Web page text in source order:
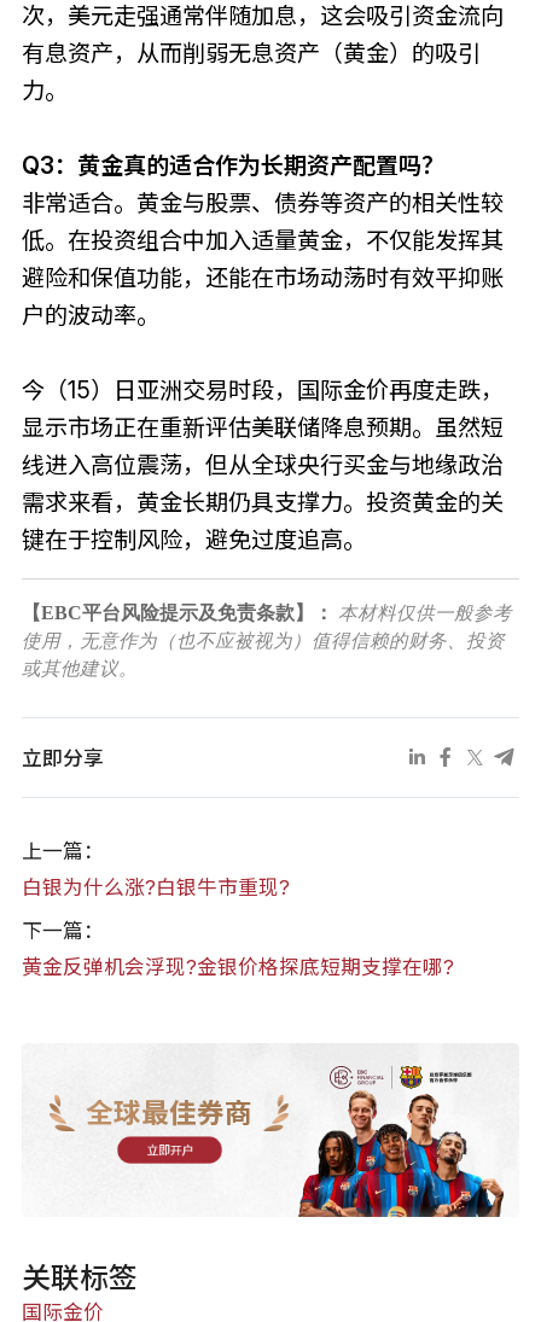
次，美元走强通常伴随加息，这会吸引资金流向
有息资产，从而削弱无息资产（黄金）的吸引
力。
Q3：黄金真的适合作为长期资产配置吗？
非常适合。黄金与股票、债券等资产的相关性较
低。在投资组合中加入适量黄金，不仅能发挥其
避险和保值功能，还能在市场动荡时有效平抑账
户的波动率。
今（15）日亚洲交易时段，国际金价再度走跌，
显示市场正在重新评估美联储降息预期。虽然短
线进入高位震荡，但从全球央行买金与地缘政治
需求来看，黄金长期仍具支撑力。投资黄金的关
键在于控制风险，避免过度追高。
【EBC平台风险提示及免责条款】：
本材料仅供一般参考
使用，无意作为（也不应被视为）值得信赖的财务、投资
或其他建议。
立即分享
上一篇：
白银为什么涨?白银牛市重现?
下一篇：
黄金反弹机会浮现?金银价格探底短期支撑在哪?
全球最佳券商
立即开户
关联标签
国际金价